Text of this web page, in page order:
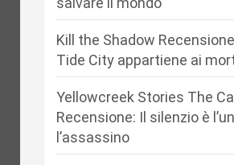
Kill the Shadow
Tide City appartiene ai
Yellowcreek Stories The
Recensione: Il silenzio è
l’assassino